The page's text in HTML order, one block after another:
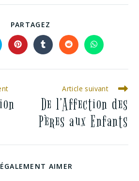
PARTAGEZ
Article suivant
De l’Affection des
Pères aux Enfants
AIMER